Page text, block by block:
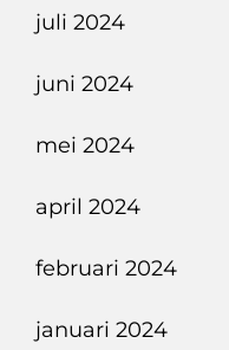
juli 2024
juni 2024
mei 2024
april 2024
februari 2024
januari 2024